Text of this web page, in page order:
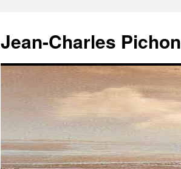
Jean-Charles Pichon